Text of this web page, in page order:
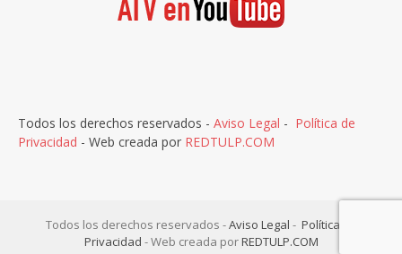
Todos los derechos reservados - Aviso Legal - Política de
Privacidad - Web creada por REDTULP.COM
Todos los derechos reservados -Aviso Legal - Política de
Privacidad - Web creada porREDTULP.COM